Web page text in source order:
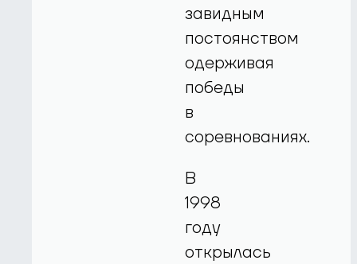
завидным
постоянством
одерживая
победы
в
соревнованиях.
В
1998
году
открылась